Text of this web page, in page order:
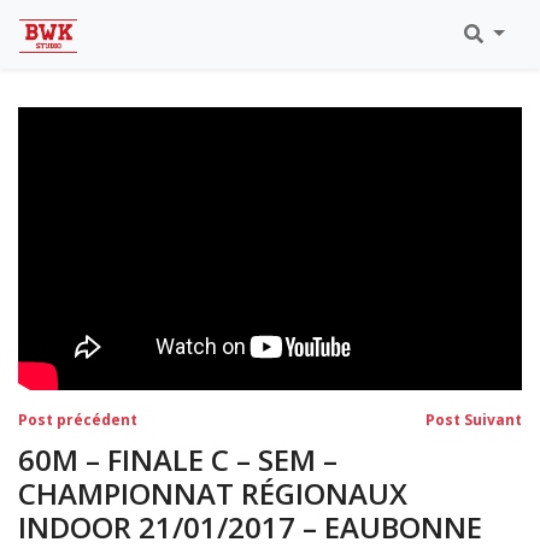
Eaubonne 2019
Navigation
de
l’article
Post précédent Post Suivant
60M – FINALE C – SEM –
CHAMPIONNAT RÉGIONAUX
INDOOR 21/01/2017 – EAUBONNE